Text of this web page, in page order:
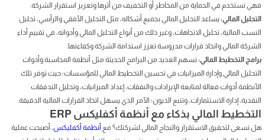
فهي تستخدم في الحماية من المخاطر أو التخفيف من أثرها وتعزيز استقرار الشركة.
التحليل المالي: يساعد التحليل المالي بجميع أشكاله، مثل التحليل الأفقي والرأسي، تحليل
النسب المالية، تحليل الاتجاهات، وغير ذلك من أنواع التحليل المالي وأدواته، في تقييم أداء
الشركة المالي واتخاذ قرارات مدروسة تعزز استدامة الشركة وكفاءتها.
برامج التخطيط المالي: تسهم العديد من البرامج الحديثة مثل أنظمة المحاسبة وأدوات
التحليل المالي وإدارة الميزانيات في تحسين التخطيط المالي للمؤسسات؛ حيث توفر تلك
الأنظمة أدوات فعالة لمتابعة الإيرادات والنفقات، إعداد الميزانيات، وتحليل التدفقات
النقدية، إدارة الاستثمارات، وتتبع الديون؛ الأمر الذي يسهل اتخاذ القرارات المالية الدقيقة.
التخطيط المالي بذكاء مع أنظمة أكفليكس ERP
هل تسعى لتحقيق الاستقرار والنجاح المالي لشركتك؟ مع أنظمة أكفليكس، أصبحت عملية